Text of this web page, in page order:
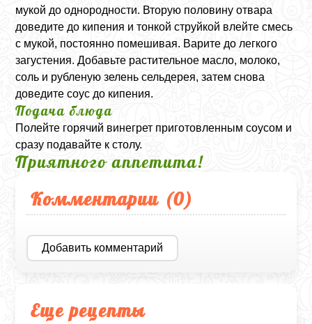
мукой до однородности. Вторую половину отвара
доведите до кипения и тонкой струйкой влейте смесь
с мукой, постоянно помешивая. Варите до легкого
загустения. Добавьте растительное масло, молоко,
соль и рубленую зелень сельдерея, затем снова
доведите соус до кипения.
Подача блюда
Полейте горячий винегрет приготовленным соусом и
сразу подавайте к столу.
Приятного аппетита!
Комментарии (0)
Добавить комментарий
Еще рецепты